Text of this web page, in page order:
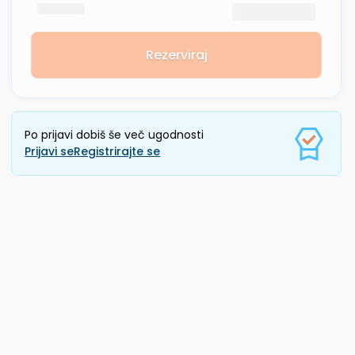
Rezerviraj
Po prijavi dobiš še več ugodnosti
Prijavi seRegistrirajte se